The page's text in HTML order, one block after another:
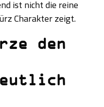
ist nicht die reine
Charakter zeigt.
den